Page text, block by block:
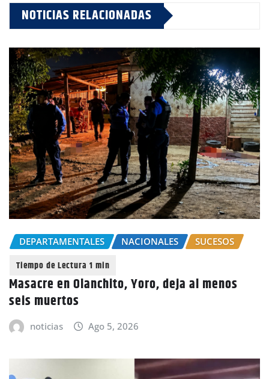
NOTICIAS RELACIONADAS
DEPARTAMENTALES NACIONALES SUCESOS
Masacre en Olanchito, Yoro, deja al menos
seis muertos
noticias Ago 5, 2026